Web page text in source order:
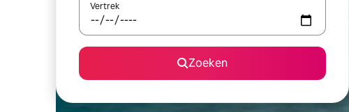
Vertrek
Zoeken